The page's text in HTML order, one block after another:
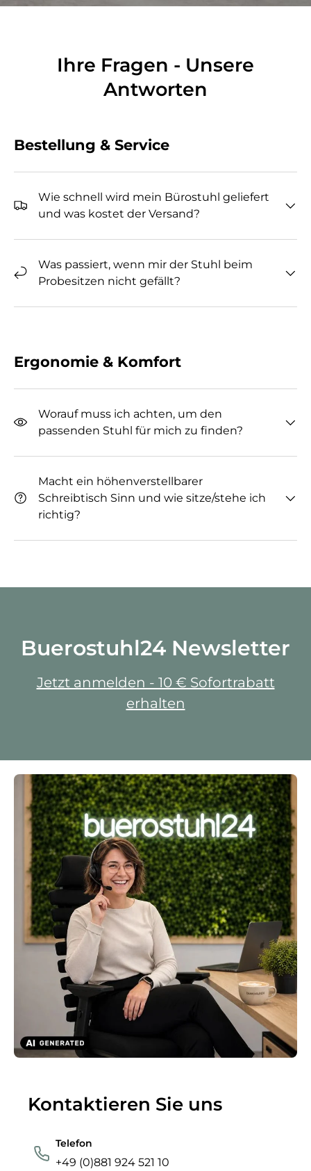
Ihre Fragen - Unsere
Antworten
Bestellung & Service
Wie schnell wird mein Bürostuhl geliefert
und was kostet der Versand?
Was passiert, wenn mir der Stuhl beim
Probesitzen nicht gefällt?
Ergonomie & Komfort
Worauf muss ich achten, um den
passenden Stuhl für mich zu finden?
Macht ein höhenverstellbarer
Schreibtisch Sinn und wie sitze/stehe ich
richtig?
Buerostuhl24 Newsletter
Jetzt anmelden - 10 € Sofortrabatt
erhalten
Kontaktieren Sie uns
Telefon
+49 (0)881 924 521 10